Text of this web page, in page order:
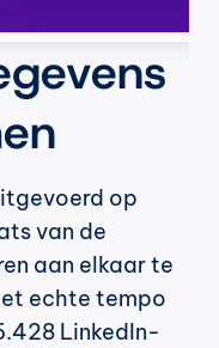
op
van de
aan elkaar te
echte tempo
LinkedIn-